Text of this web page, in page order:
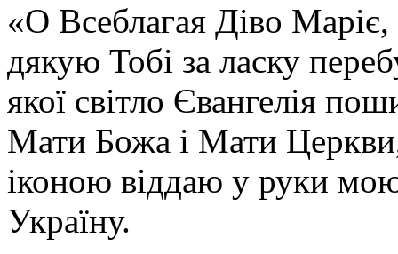
«О Всеблагая Діво
дякую Тобі за ласку
якої світло Євангелія
Мати Божа і Мати
іконою віддаю у руки
Україну.